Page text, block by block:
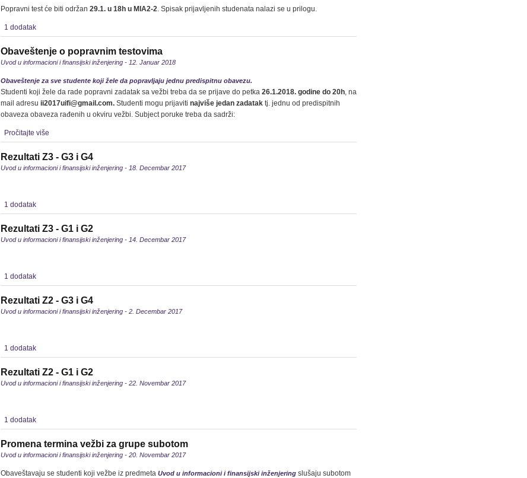
Popravni test će biti održan 29.1. u 18h u MIA2-2. Spisak prijavljenih studenata nalazi se u prilogu.
1 dodatak
Obaveštenje o popravnim testovima
Uvod u informacioni i finansijski inženjering - 12. Januar 2018
Obaveštenje za sve studente koji žele da popravljaju jednu predispitnu obavezu.
Studenti koji žele da rade popravni zadatak sa vežbi treba da se prijave do petka 26.1.2018. godine do 20h, na
mail adresu ii2017uifi@gmail.com. Studenti mogu prijaviti najviše jedan zadatak tj. jednu od predispitnih
obaveza obaveza rađenih u okviru vežbi. Subject poruke treba da sadrži:
Pročitajte više
Rezultati Z3 - G3 i G4
Uvod u informacioni i finansijski inženjering - 18. Decembar 2017
1 dodatak
Rezultati Z3 - G1 i G2
Uvod u informacioni i finansijski inženjering - 14. Decembar 2017
1 dodatak
Rezultati Z2 - G3 i G4
Uvod u informacioni i finansijski inženjering - 2. Decembar 2017
1 dodatak
Rezultati Z2 - G1 i G2
Uvod u informacioni i finansijski inženjering - 22. Novembar 2017
1 dodatak
Promena termina vežbi za grupe subotom
Uvod u informacioni i finansijski inženjering - 20. Novembar 2017
Obaveštavaju se studenti koji vežbe iz predmeta Uvod u informacioni i finansijski inženjering slušaju subotom